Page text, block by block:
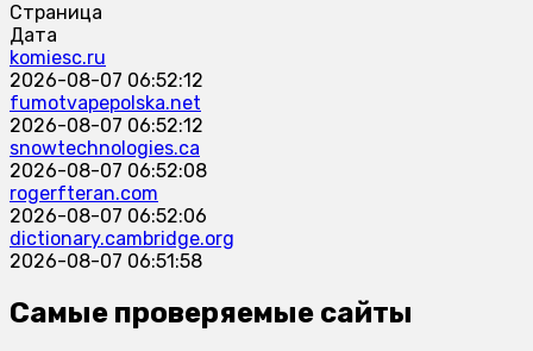
Страница
Дата
komiesc.ru
2026-08-07 06:52:12
fumotvapepolska.net
2026-08-07 06:52:12
snowtechnologies.ca
2026-08-07 06:52:08
rogerfteran.com
2026-08-07 06:52:06
dictionary.cambridge.org
2026-08-07 06:51:58
Самые проверяемые сайты